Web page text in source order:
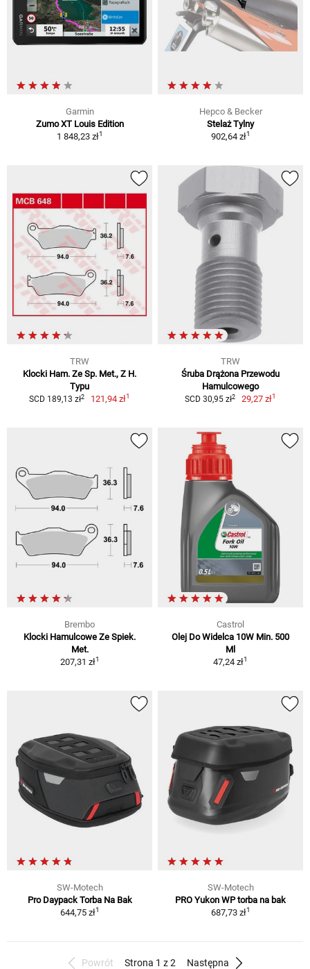
Garmin
Zumo XT Louis Edition
1 848,23 zł1
Hepco & Becker
Stelaż Tylny
902,64 zł1
TRW
Klocki Ham. Ze Sp. Met., Z H.
Typu
SCD 189,13 zł2 121,94 zł1
TRW
Śruba Drążona Przewodu
Hamulcowego
SCD 30,95 zł2 29,27 zł1
Brembo
Klocki Hamulcowe Ze Spiek.
Met.
207,31 zł1
Castrol
Olej Do Widelca 10W Min. 500
Ml
47,24 zł1
SW-Motech
Pro Daypack Torba Na Bak
644,75 zł1
SW-Motech
PRO Yukon WP torba na bak
687,73 zł1
Powrót Strona 1 z 2 Następna